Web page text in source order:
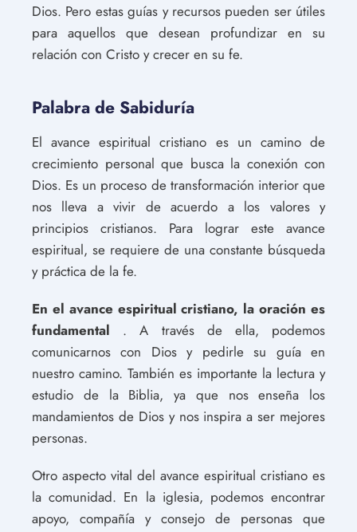
Dios. Pero estas guías y recursos pueden ser útiles
para aquellos que desean profundizar en su
relación con Cristo y crecer en su fe.
Palabra de Sabiduría
El avance espiritual cristiano es un camino de
crecimiento personal que busca la conexión con
Dios. Es un proceso de transformación interior que
nos lleva a vivir de acuerdo a los valores y
principios cristianos. Para lograr este avance
espiritual, se requiere de una constante búsqueda
y práctica de la fe.
En el avance espiritual cristiano, la oración es
fundamental . A través de ella, podemos
comunicarnos con Dios y pedirle su guía en
nuestro camino. También es importante la lectura y
estudio de la Biblia, ya que nos enseña los
mandamientos de Dios y nos inspira a ser mejores
personas.
Otro aspecto vital del avance espiritual cristiano es
la comunidad. En la iglesia, podemos encontrar
apoyo, compañía y consejo de personas que